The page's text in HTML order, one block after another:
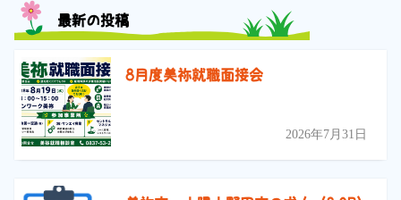
最新の投稿
8月度美祢就職面接会
2026年7月31日